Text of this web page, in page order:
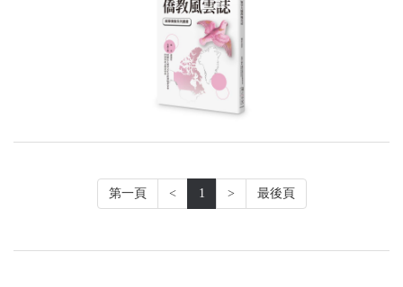
第一頁 < 1 > 最後頁